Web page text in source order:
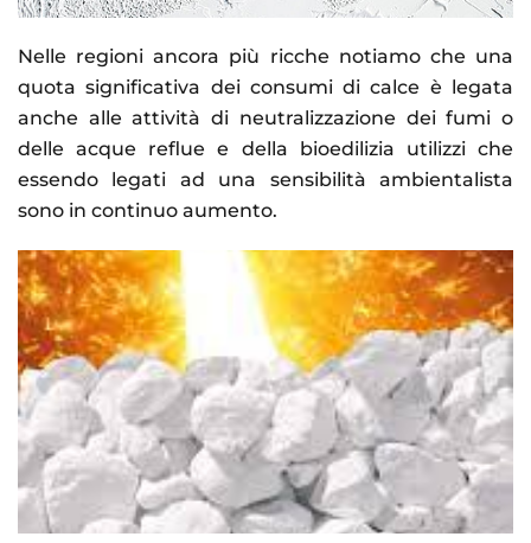
Nelle regioni ancora più ricche notiamo che una
quota significativa dei consumi di calce è legata
anche alle attività di neutralizzazione dei fumi o
delle acque reflue e della bioedilizia utilizzi che
essendo legati ad una sensibilità ambientalista
sono in continuo aumento.